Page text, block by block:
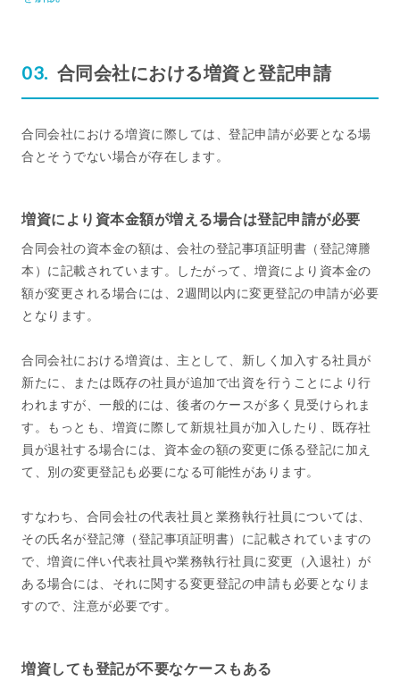
合同会社における増資と登記申請
合同会社における増資に際しては、登記申請が必要となる場
合とそうでない場合が存在します。
増資により資本金額が増える場合は登記申請が必要
合同会社の資本金の額は、会社の登記事項証明書（登記簿謄
本）に記載されています。したがって、増資により資本金の
額が変更される場合には、2週間以内に変更登記の申請が必要
となります。
合同会社における増資は、主として、新しく加入する社員が
新たに、または既存の社員が追加で出資を行うことにより行
われますが、一般的には、後者のケースが多く見受けられま
す。もっとも、増資に際して新規社員が加入したり、既存社
員が退社する場合には、資本金の額の変更に係る登記に加え
て、別の変更登記も必要になる可能性があります。
すなわち、合同会社の代表社員と業務執行社員については、
その氏名が登記簿（登記事項証明書）に記載されていますの
で、増資に伴い代表社員や業務執行社員に変更（入退社）が
ある場合には、それに関する変更登記の申請も必要となりま
すので、注意が必要です。
増資しても登記が不要なケースもある